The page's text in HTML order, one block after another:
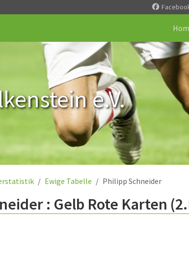
e.V.
Ewige Tabelle Philipp Schneider
: Gelb Rote Karten